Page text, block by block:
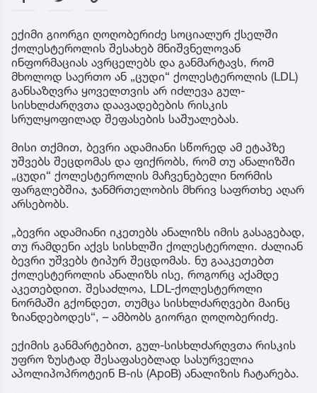
ექიმი გიორგი ღოღობერიძე სოციალურ ქსელში
ქოლესტეროლის შესახებ მნიშვნელოვან
ინფორმაციას ავრცელებს და განმარტავს, რომ
მხოლოდ საერთო ან „ცუდი“ ქოლესტეროლის (LDL)
განსაზღვრა ყოველთვის არ იძლევა გულ-
სისხლძარღვთა დაავადებების რისკის
სრულყოფილად შეფასების საშუალებას.
მისი თქმით, ბევრი ადამიანი სწორედ ამ ეტაპზე
უშვებს შეცდომას და ფიქრობს, რომ თუ ანალიზში
„ცუდი“ ქოლესტეროლის მაჩვენებელი ნორმის
ფარგლებშია, ჯანმრთელობის მხრივ საფრთხე აღარ
არსებობს.
„ბევრი ადამიანი იკეთებს ანალიზს იმის გასაგებად,
თუ რამდენი აქვს სისხლში ქოლესტეროლი. ძალიან
ბევრი უშვებს ტიპურ შეცდომას. ნუ გააკეთებთ
ქოლესტეროლის ანალიზს ისე, როგორც აქამდე
აკეთებდით. შესაძლოა, LDL-ქოლესტეროლი
ნორმაში გქონდეთ, თუმცა სისხლძარღვები მაინც
ზიანდებოდეს“, – ამბობს გიორგი ღოღობერიძე.
ექიმის განმარტებით, გულ-სისხლძარღვთა რისკის
უფრო ზუსტად შესაფასებლად სასურველია
აპოლიპოპროტეინ B-ის (ApoB) ანალიზის ჩატარება.